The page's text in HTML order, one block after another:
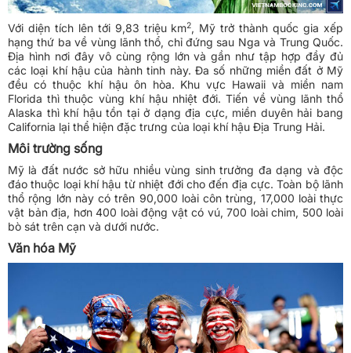
Với diện tích lên tới 9,83 triệu km2, Mỹ trở thành quốc gia xếp
hạng thứ ba về vùng lãnh thổ, chỉ đứng sau Nga và Trung Quốc.
Địa hình nơi đây vô cùng rộng lớn và gần như tập hợp đầy đủ
các loại khí hậu của hành tinh này. Đa số những miền đất ở Mỹ
đều có thuộc khí hậu ôn hòa. Khu vực Hawaii và miền nam
Florida thì thuộc vùng khí hậu nhiệt đới. Tiến về vùng lãnh thổ
Alaska thì khí hậu tồn tại ở dạng địa cực, miền duyên hải bang
California lại thể hiện đặc trưng của loại khí hậu Địa Trung Hải.
Môi trường sống
Mỹ là đất nước sở hữu nhiều vùng sinh trưởng đa dạng và độc
đáo thuộc loại khí hậu từ nhiệt đới cho đến địa cực. Toàn bộ lãnh
thổ rộng lớn này có trên 90,000 loài côn trùng, 17,000 loài thực
vật bản địa, hơn 400 loài động vật có vú, 700 loài chim, 500 loài
bò sát trên cạn và dưới nước.
Văn hóa Mỹ